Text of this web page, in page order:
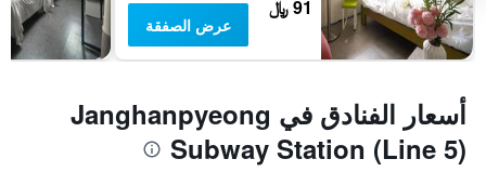
91 ﷼
عرض الصفقة
أسعار الفنادق في Janghanpyeong
Subway Station (Line 5)